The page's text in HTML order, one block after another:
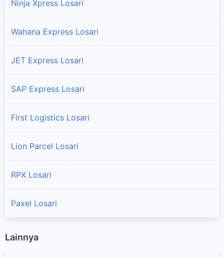
Ninja Xpress Losari
Wahana Express Losari
JET Express Losari
SAP Express Losari
First Logistics Losari
Lion Parcel Losari
RPX Losari
Paxel Losari
Lainnya